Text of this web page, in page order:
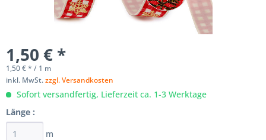
1,50 € *
1,50 € * / 1 m
inkl. MwSt.zzgl. Versandkosten
Sofort versandfertig, Lieferzeit ca. 1-3 Werktage
Länge :
m